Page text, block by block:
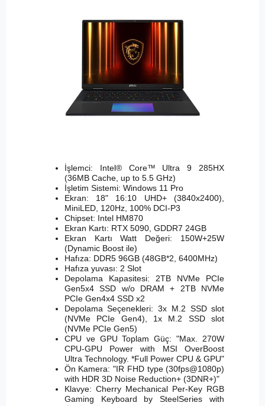
İşlemci: Intel® Core™ Ultra 9 285HX
(36MB Cache, up to 5.5 GHz)
İşletim Sistemi: Windows 11 Pro
Ekran: 18" 16:10 UHD+ (3840x2400),
MiniLED, 120Hz, 100% DCI-P3
Chipset: Intel HM870
Ekran Kartı: RTX 5090, GDDR7 24GB
Ekran Kartı Watt Değeri: 150W+25W
(Dynamic Boost ile)
Hafıza: DDR5 96GB (48GB*2, 6400MHz)
Hafıza yuvası: 2 Slot
Depolama Kapasitesi: 2TB NVMe PCIe
Gen5x4 SSD w/o DRAM + 2TB NVMe
PCIe Gen4x4 SSD x2
Depolama Seçenekleri: 3x M.2 SSD slot
(NVMe PCIe Gen4), 1x M.2 SSD slot
(NVMe PCIe Gen5)
CPU ve GPU Toplam Güç: "Max. 270W
CPU-GPU Power with MSI OverBoost
Ultra Technology. *Full Power CPU & GPU"
Ön Kamera: "IR FHD type (30fps@1080p)
with HDR 3D Noise Reduction+ (3DNR+)"
Klavye: Cherry Mechanical Per-Key RGB
Gaming Keyboard by SteelSeries with